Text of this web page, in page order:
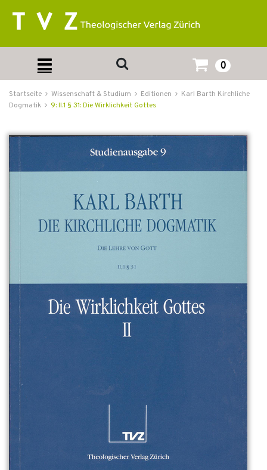
0
Startseite Wissenschaft & Studium Editionen
Karl Barth Kirchliche
Dogmatik
9: II.1 § 31: Die Wirklichkeit Gottes